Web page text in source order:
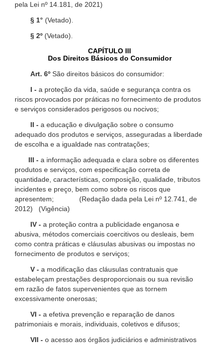
pela Lei nº 14.181, de 2021)
§ 1° (Vetado).
§ 2º (Vetado).
CAPÍTULO III
Dos Direitos Básicos do Consumidor
Art. 6º São direitos básicos do consumidor:
I - a proteção da vida, saúde e segurança contra os
riscos provocados por práticas no fornecimento de produtos
e serviços considerados perigosos ou nocivos;
II - a educação e divulgação sobre o consumo
adequado dos produtos e serviços, asseguradas a liberdade
de escolha e a igualdade nas contratações;
III - a informação adequada e clara sobre os diferentes
produtos e serviços, com especificação correta de
quantidade, características, composição, qualidade, tributos
incidentes e preço, bem como sobre os riscos que
apresentem; (Redação dada pela Lei nº 12.741, de
2012) (Vigência)
IV - a proteção contra a publicidade enganosa e
abusiva, métodos comerciais coercitivos ou desleais, bem
como contra práticas e cláusulas abusivas ou impostas no
fornecimento de produtos e serviços;
V - a modificação das cláusulas contratuais que
estabeleçam prestações desproporcionais ou sua revisão
em razão de fatos supervenientes que as tornem
excessivamente onerosas;
VI - a efetiva prevenção e reparação de danos
patrimoniais e morais, individuais, coletivos e difusos;
VII - o acesso aos órgãos judiciários e administrativos